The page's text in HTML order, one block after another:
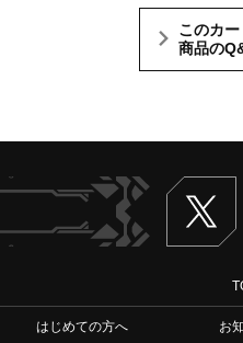
このカ
商品の
はじめての方へ お